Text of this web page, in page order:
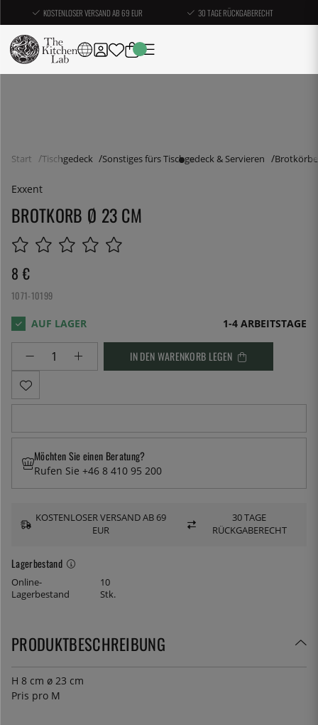
KOSTENLOSER VERSAND AB 69 EUR 30 TAGE RÜCKGABERECHT
Start Tischgedeck Sonstiges fürs Tischgedeck & Servieren Brotkörbe
Exxent
BROTKORB Ø 23 CM
8 €
1071-10199
1-4 ARBEITSTAGE
IN DEN WARENKORB LEGEN
Lagerbestand
Online-
Lagerbestand
10
Stk.
Möchten Sie einen Beratung?
Rufen Sie +46 8 410 95 200
KOSTENLOSER VERSAND AB 69
EUR
30 TAGE
RÜCKGABERECHT
PRODUKTBESCHREIBUNG
H 8 cm ø 23 cm
Pris pro M